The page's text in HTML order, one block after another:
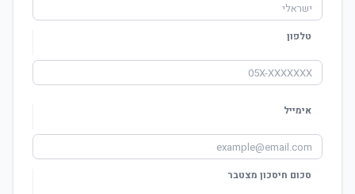
טלפון
אימייל
סכום חיסכון מצטבר